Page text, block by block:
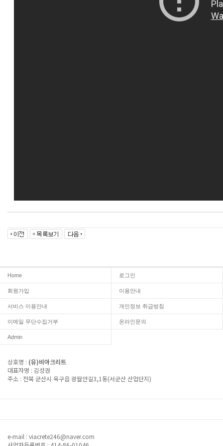
Home 로그인
회원가입 이용안내
서비스 이용안내 개인정보 취급방침
이메일 무단수집거부 온라인문의
Admin
상호명 : (유)비아크리트
대표자명 : 김성권
주소 : 전북 군산시 옥구읍 광월안길3,1동(서군산 산업단지)
e-mail : viacrete246@naver.com